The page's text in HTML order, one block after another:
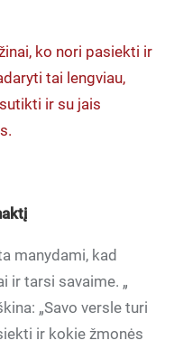
ko nori pasiekti ir
tai lengviau,
ir su jais
manydami, kad
ir tarsi savaime. „
„Savo versle turi
ir kokie žmonės